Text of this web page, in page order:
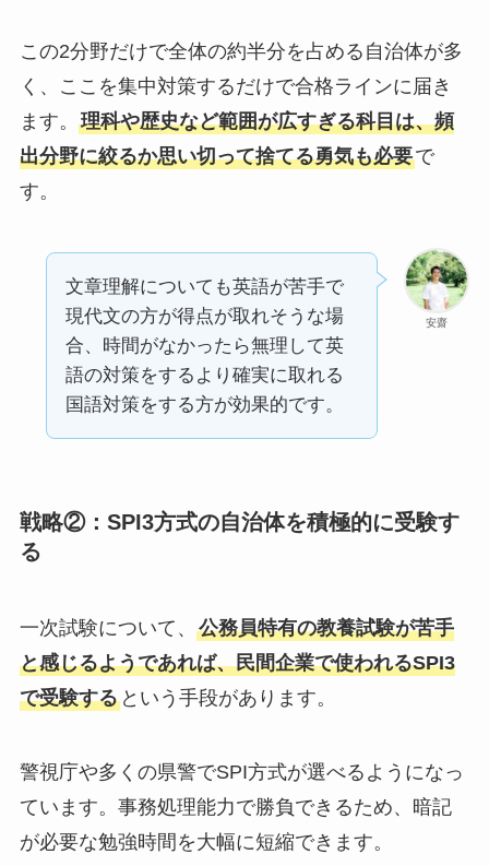
この2分野だけで全体の約半分を占める自治体が多
く、ここを集中対策するだけで合格ラインに届き
ます。 理科や歴史など範囲が広すぎる科目は、頻
出分野に絞るか思い切って捨てる勇気も必要で
す。
安齋
文章理解についても英語が苦手で
現代文の方が得点が取れそうな場
合、時間がなかったら無理して英
語の対策をするより確実に取れる
国語対策をする方が効果的です。
戦略②：SPI3方式の自治体を積極的に受験す
る
一次試験について、 公務員特有の教養試験が苦手
と感じるようであれば、民間企業で使われるSPI3
で受験するという手段があります。
警視庁や多くの県警でSPI方式が選べるようになっ
ています。事務処理能力で勝負できるため、暗記
が必要な勉強時間を大幅に短縮できます。